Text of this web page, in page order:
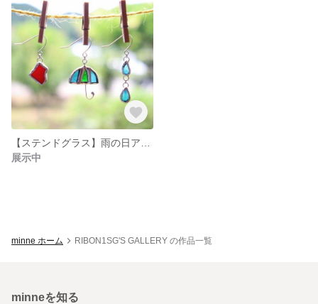
展示中
minne ホーム RIBON1SG'S GALLERY の作品一覧
minneを知る